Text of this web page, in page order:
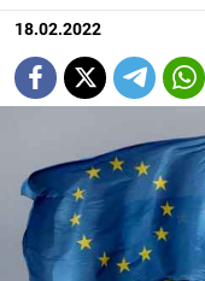
18.02.2022